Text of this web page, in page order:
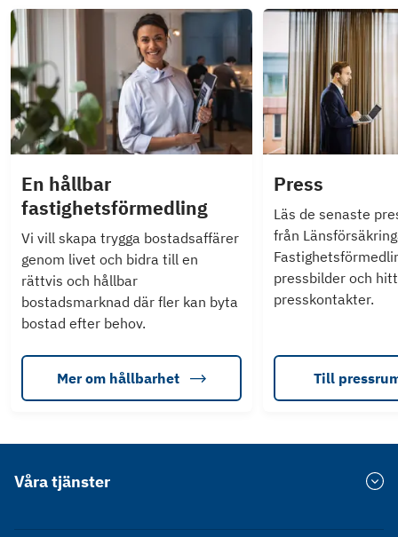
En hållbar
fastighetsförmedling
Vi vill skapa trygga bostadsaffärer
genom livet och bidra till en
rättvis och hållbar
bostadsmarknad där fler kan byta
bostad efter behov.
Mer om hållbarhet
Press
Läs de senaste
från
pressbilder och
presskontakter.
Till
Våra tjänster